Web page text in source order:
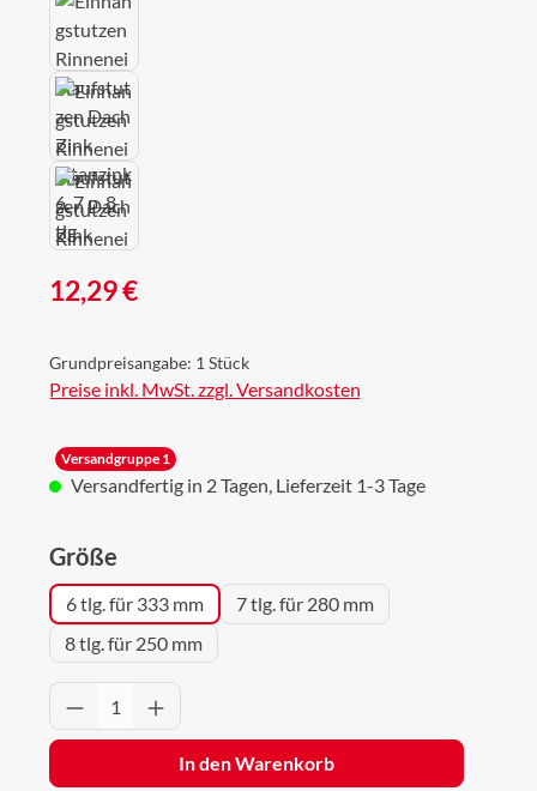
Regulärer Preis:
12,29 €
Grundpreisangabe: 1 Stück
Preise inkl. MwSt. zzgl. Versandkosten
Versandgruppe 1
Versandfertig in 2 Tagen, Lieferzeit 1-3 Tage
Größe
6 tlg. für 333 mm
7 tlg. für 280 mm
8 tlg. für 250 mm
Produkt Anzahl: Gib den gewünschten
In den Warenkorb